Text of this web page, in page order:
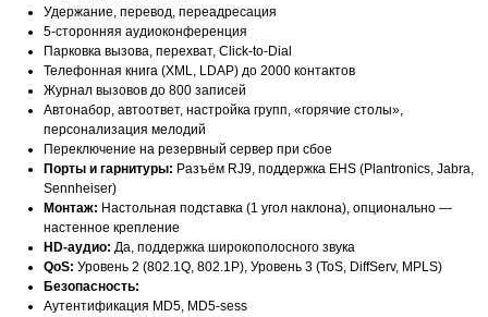
Удержание, перевод, переадресация
5-сторонняя аудиоконференция
Парковка вызова, перехват, Click-to-Dial
Телефонная книга (XML, LDAP) до 2000 контактов
Журнал вызовов до 800 записей
Автонабор, автоответ, настройка групп, «горячие столы»,
персонализация мелодий
Переключение на резервный сервер при сбое
Порты и гарнитуры: Разъём RJ9, поддержка EHS (Plantronics, Jabra,
Sennheiser)
Монтаж: Настольная подставка (1 угол наклона), опционально —
настенное крепление
HD-аудио: Да, поддержка широкополосного звука
QoS: Уровень 2 (802.1Q, 802.1P), Уровень 3 (ToS, DiffServ, MPLS)
Безопасность:
Аутентификация MD5, MD5-sess